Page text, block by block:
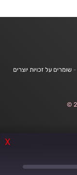
X
- שומרים על זכויות יוצרים